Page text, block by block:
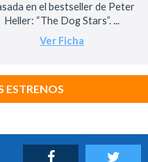
en el bestseller de Peter
Heller: “The Dog Stars”. ...
Ver Ficha
ESTRENOS